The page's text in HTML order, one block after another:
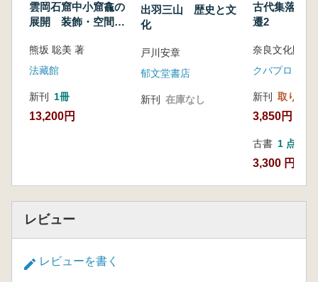
雲岡石窟中小窟龕の
展開 装飾・空間・
熊坂 聡美 著
法藏館
新刊 1冊
13,200円
出羽三山 歴史と文
化
戸川安章
郁文堂書店
新刊 在庫なし
古代集落の
遷2
奈良文化財研
クバプロ
新刊 取り寄せ
3,850円
古書 1 点
3,300 円
レビュー
レビューを書く